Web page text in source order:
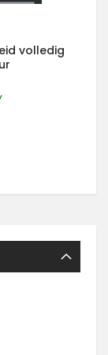
volledig